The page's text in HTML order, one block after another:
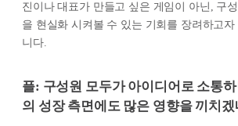
진이나 대표가 만들고 싶은 게임이 아닌, 구
을 현실화 시켜볼 수 있는 기회를 장려하고
니다.
플: 구성원 모두가 아이디어로 소통
의 성장 측면에도 많은 영향을 끼치겠